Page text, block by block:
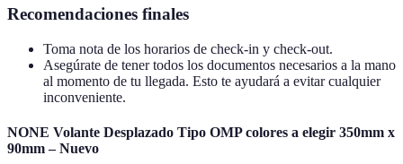
Recomendaciones finales
Toma nota de los horarios de check-in y check-out.
Asegúrate de tener todos los documentos necesarios a la mano
al momento de tu llegada. Esto te ayudará a evitar cualquier
inconveniente.
NONE Volante Desplazado Tipo OMP colores a elegir 350mm x
90mm – Nuevo